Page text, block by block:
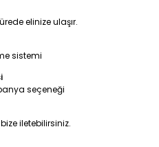
elinize ulaşır.
sistemi
seçeneği
iletebilirsiniz.